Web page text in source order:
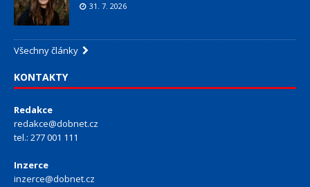
31. 7. 2026
Všechny články
KONTAKTY
Redakce
redakce@dobnet.cz
tel.: 277 001 111
Inzerce
inzerce@dobnet.cz